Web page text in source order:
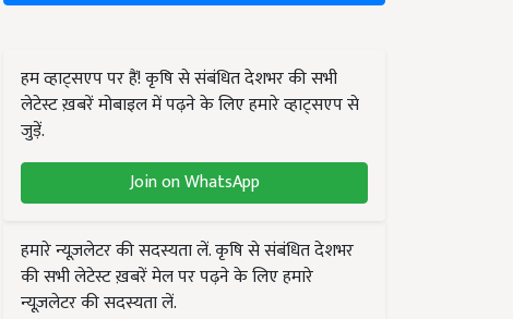
हम व्हाट्सएप पर हैं! कृषि से संबंधित देशभर की सभी
लेटेस्ट ख़बरें मोबाइल में पढ़ने के लिए हमारे व्हाट्सएप से
जुड़ें.
Join on WhatsApp
हमारे न्यूज़लेटर की सदस्यता लें. कृषि से संबंधित देशभर
की सभी लेटेस्ट ख़बरें मेल पर पढ़ने के लिए हमारे
न्यूज़लेटर की सदस्यता लें.